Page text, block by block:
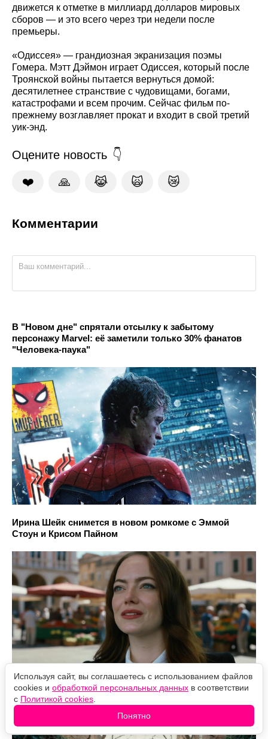
движется к отметке в миллиард долларов мировых
сборов — и это всего через три недели после
премьеры.
«Одиссея» — грандиозная экранизация поэмы
Гомера. Мэтт Дэймон играет Одиссея, который после
Троянской войны пытается вернуться домой:
десятилетнее странствие с чудовищами, богами,
катастрофами и всем прочим. Сейчас фильм по-
прежнему возглавляет прокат и входит в свой третий
уик-энд.
Оцените новость
❤️ 🙏 😹 🙀 😿
Комментарии
В "Новом дне" спрятали отсылку к забытому
персонажу Marvel: её заметили только 30% фанатов
"Человека-паука"
Ирина Шейк снимется в новом ромкоме с Эммой
Стоун и Крисом Пайном
Человека-паука задвинули в собственном фильме
ради героини Сэди Синк
Используя сайт, вы соглашаетесь с использованием файлов
cookies и обработкой персональных данных в соответствии
с Политикой cookies
Понятно